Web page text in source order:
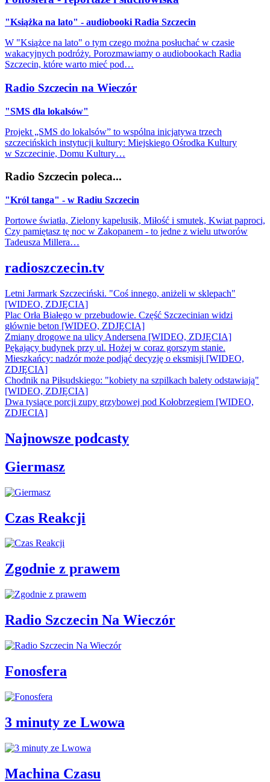
"Książka na lato" - audiobooki Radia Szczecin
W "Książce na lato" o tym czego można posłuchać w czasie
wakacyjnych podróży. Porozmawiamy o audiobookach Radia
Szczecin, które warto mieć pod…
Radio Szczecin na Wieczór
"SMS dla lokalsów"
Projekt „SMS do lokalsów” to wspólna inicjatywa trzech
szczecińskich instytucji kultury: Miejskiego Ośrodka Kultury
w Szczecinie, Domu Kultury…
Radio Szczecin poleca...
"Król tanga" - w Radiu Szczecin
Portowe światła, Zielony kapelusik, Miłość i smutek, Kwiat paproci,
Czy pamiętasz tę noc w Zakopanem - to jedne z wielu utworów
Tadeusza Millera…
radioszczecin.tv
Letni Jarmark Szczeciński. "Coś innego, aniżeli w sklepach"
[WIDEO, ZDJĘCIA]
Plac Orła Białego w przebudowie. Część Szczecinian widzi
głównie beton [WIDEO, ZDJĘCIA]
Zmiany drogowe na ulicy Andersena [WIDEO, ZDJĘCIA]
Pękający budynek przy ul. Hożej w coraz gorszym stanie.
Mieszkańcy: nadzór może podjąć decyzję o eksmisji [WIDEO,
ZDJĘCIA]
Chodnik na Piłsudskiego: "kobiety na szpilkach balety odstawiają"
[WIDEO, ZDJĘCIA]
Dwa tysiące porcji zupy grzybowej pod Kołobrzegiem [WIDEO,
ZDJECIA]
Najnowsze podcasty
Giermasz
Czas Reakcji
Zgodnie z prawem
Radio Szczecin Na Wieczór
Fonosfera
3 minuty ze Lwowa
Machina Czasu